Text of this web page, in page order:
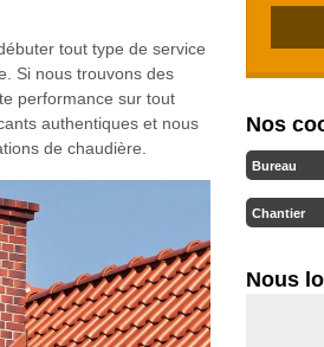
tout type de service
Si nous trouvons des
performance sur tout
authentiques et nous
de chaudière.
Nos
Bureau
Chantier
Nous